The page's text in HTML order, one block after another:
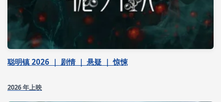
聪明镇 2026 ｜ 剧情 ｜ 悬疑 ｜ 惊悚
2026 年上映